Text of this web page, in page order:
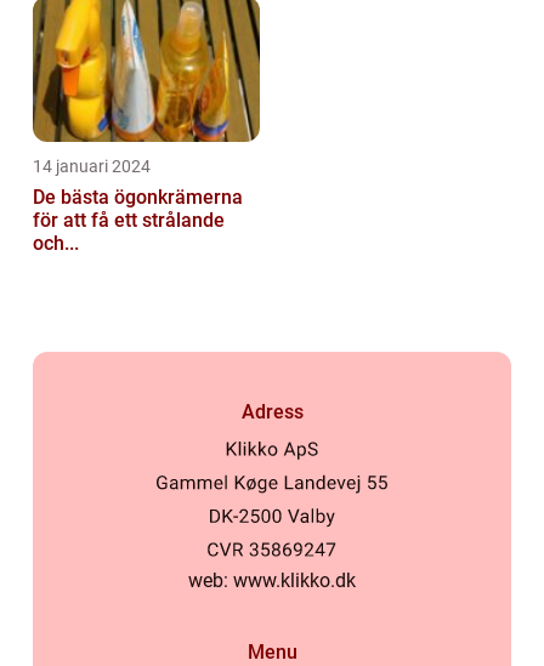
14 januari 2024
De bästa ögonkrämerna
för att få ett strålande
och...
Adress
web: www.klikko.dk
Menu